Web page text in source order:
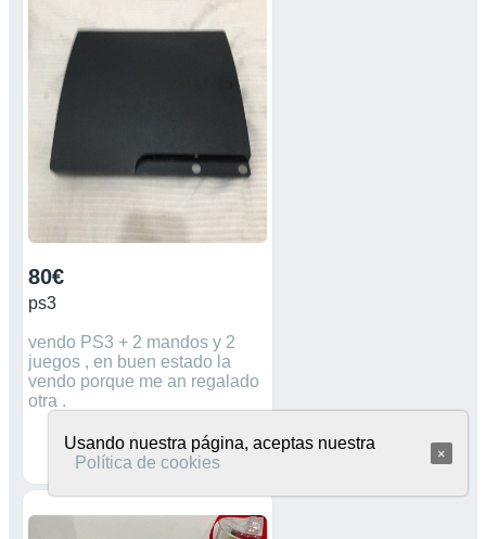
80€
ps3
vendo PS3 + 2 mandos y 2
juegos , en buen estado la
vendo porque me an regalado
otra .
Usando nuestra página, aceptas nuestra
Política de cookies
×